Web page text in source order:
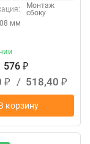
Монтаж
сбоку
мм
576 ₽
₽ / 518,40 ₽
корзину